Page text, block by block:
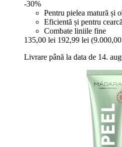
-30%
Pentru pielea matură și
Eficientă și pentru
Combate liniile fine
135,00 lei 192,99 lei
Livrare până la data de 14.